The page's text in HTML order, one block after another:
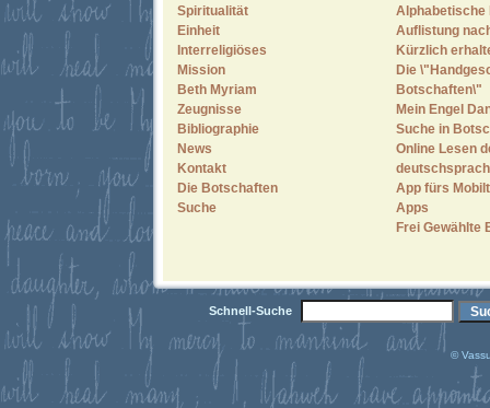
Spiritualität
Einheit
Interreligiöses
Mission
Beth Myriam
Zeugnisse
Bibliographie
News
Kontakt
Die Botschaften
Suche
Alphabetische
Auflistung
Kürzlich
Die
Botschaften\"
Mein Engel
Suche in
Online Lesen
App fürs
Apps
Frei Gewählte
Schnell-Suche
©